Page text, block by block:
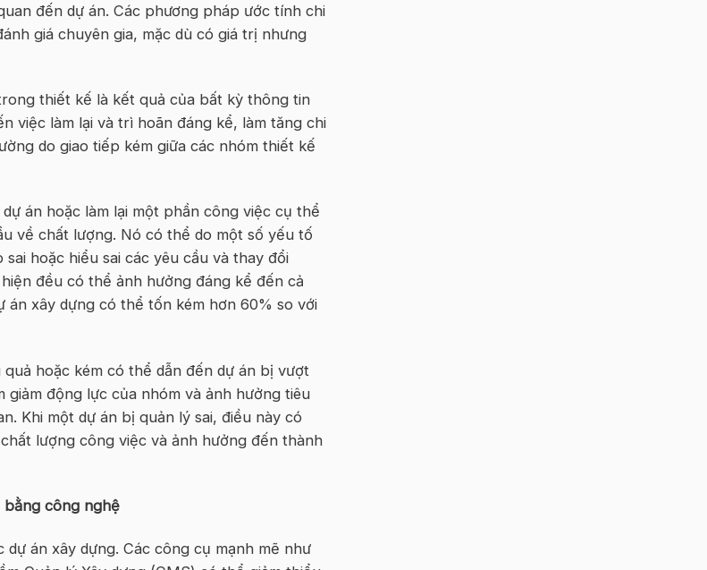
đến dự án. Các phương pháp ước tính chi
giá chuyên gia, mặc dù có giá trị nhưng
thiết kế là kết quả của bất kỳ thông tin
việc làm lại và trì hoãn đáng kể, làm tăng chi
do giao tiếp kém giữa các nhóm thiết kế
án hoặc làm lại một phần công việc cụ thể
về chất lượng. Nó có thể do một số yếu tố
hoặc hiểu sai các yêu cầu và thay đổi
đều có thể ảnh hưởng đáng kể đến cả
án xây dựng có thể tốn kém hơn 60% so với
quả hoặc kém có thể dẫn đến dự án bị vượt
động lực của nhóm và ảnh hưởng tiêu
Khi một dự án bị quản lý sai, điều này có
lượng công việc và ảnh hưởng đến thành
công nghệ
án xây dựng. Các công cụ mạnh mẽ như